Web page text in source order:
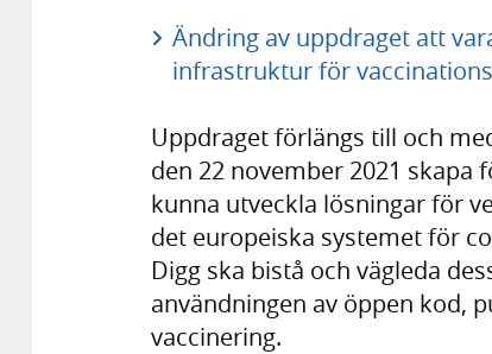
Ändring av uppdraget att
infrastruktur för
Uppdraget förlängs till och
den 22 november 2021
kunna utveckla lösningar för
det europeiska systemet för
Digg ska bistå och vägleda
användningen av öppen kod,
vaccinering.